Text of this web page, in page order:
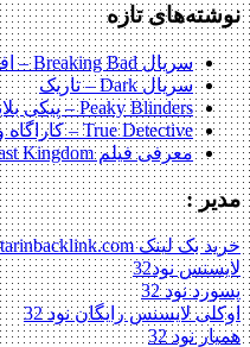
نوشته‌های تازه
سریال Breaking Bad – افسار گسیخته
سریال Dark – تاریک
Peaky Blinders – پیکی بلایندرز
True Detective – کاراگاه واقعی
معرفی فیلم The Last Kingdom – آخرین پادشاهی
مدیر :
خرید بک لینک behtarinbacklink.com
لایسنس نود32
پسورد نود 32
اوکلی لایسنس رایگان نود 32
همیار نود 32